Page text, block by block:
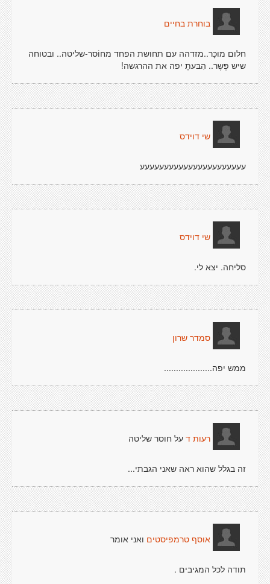
בוחרת בחיים
חלום מוּכָּר..מזדהה עם תחושת הפחד מחוֹסר-שליטה.. ובטוחה
שיש פֶּשֶר.. הִבּעתָ יפה את ההרגשה!
שי דוידס
עעעעעעעעעעעעעעעעעעעעעע
שי דוידס
סליחה. יצא לי.
סמדר שרון
ממש יפה....................
רעות ד על חוסר שליטה
זה בגלל שהוא ראה שאני הגבתי...
אוסף טרמפיסטים ואני אומר
תודה לכל המגיבים .